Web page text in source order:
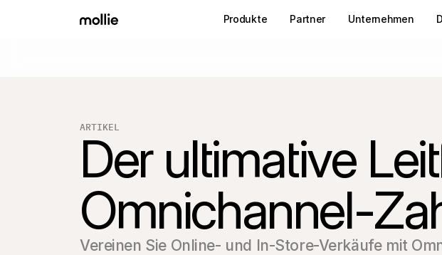
Produkte Partner Unternehmen
ARTIKEL
Der ultimative
Omnichannel-
Vereinen Sie Online- und In-Store-Verkäufe mit